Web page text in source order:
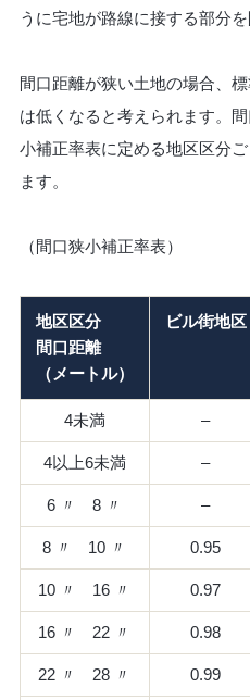
うに宅地が路線に接する部分を
間口距離が狭い土地の場合、
は低くなると考えられます。
小補正率表に定める地区区分
ます。
（間口狭小補正率表）
地区区分
間口距離
（メートル）
ビル街地区
4未満 –
4以上6未満 –
6 〃 8 〃 –
8 〃 10 〃 0.95
10 〃 16 〃 0.97
16 〃 22 〃 0.98
22 〃 28 〃 0.99